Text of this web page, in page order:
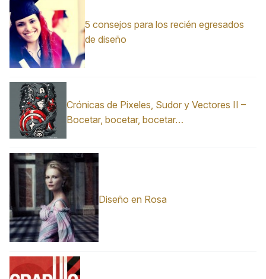
5 consejos para los recién egresados
de diseño
Crónicas de Pixeles, Sudor y Vectores II –
Bocetar, bocetar, bocetar…
Diseño en Rosa